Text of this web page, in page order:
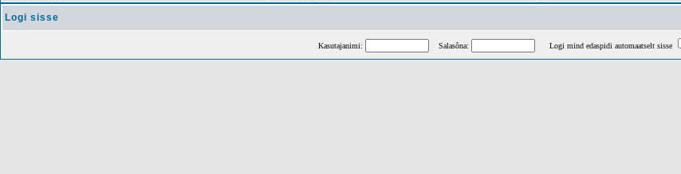
Logi sisse
Kasutajanimi: Salasõna: Logi mind edaspidi automaatselt sisse